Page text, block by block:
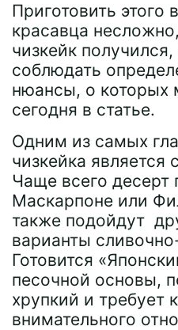
Приготовить этого
красавца
чизкейк
соблюдать
нюансы, о
сегодня в статье.
Одним из самых
чизкейка
Чаще всего десерт
Маскарпоне или
также подойдут
варианты
Готовится
песочной основы,
хрупкий и требует
внимательного